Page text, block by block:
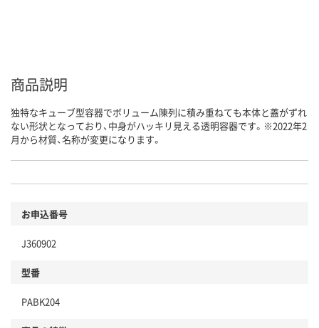
商品説明
独特なキューブ型容器でボリューム陳列に積み重ねても本体と蓋がずれ
ない形状となっており、中身がハッキリ見える透明容器です。※2022年2
月から材質、名称が変更になります。
お申込番号
J360902
型番
PABK204